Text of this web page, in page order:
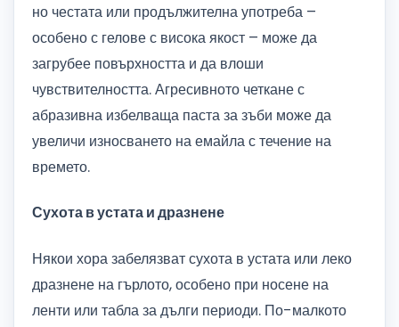
но честата или продължителна употреба –
особено с гелове с висока якост – може да
загрубее повърхността и да влоши
чувствителността. Агресивното четкане с
абразивна избелваща паста за зъби може да
увеличи износването на емайла с течение на
времето.
Сухота в устата и дразнене
Някои хора забелязват сухота в устата или леко
дразнене на гърлото, особено при носене на
ленти или табла за дълги периоди. По-малкото